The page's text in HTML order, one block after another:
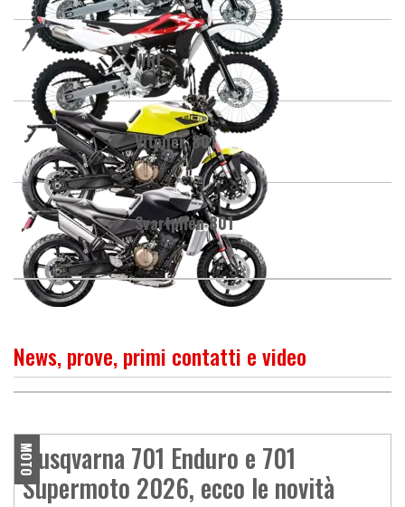
WRE
Vitpilen 801
Svartpilen 801
News, prove, primi contatti e video
OHusqvarna 701 Supermoto -
La sportiva tuttofare
MOTO
Husqvarna 701 Enduro e 701
Supermoto 2026, ecco le novità